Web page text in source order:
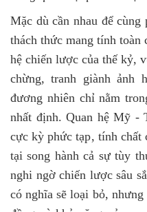
Mặc dù cần nhau để
thách thức mang tính toàn
hệ chiến lược của thế kỷ,
chừng, tranh giành ảnh
đương nhiên chỉ nằm
nhất định.Quan hệ Mỹ -
cực kỳ phức tạp, tính chất
tại song hành cả sự tùy
nghi ngờ chiến lược sâu
có nghĩa sẽ loại bỏ,